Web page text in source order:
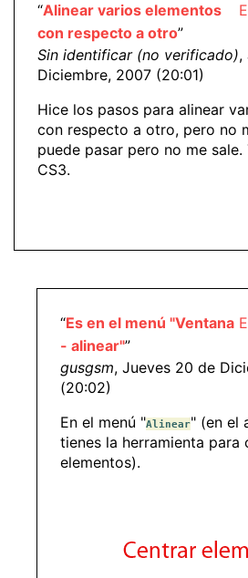
“Alinear varios elementos
con respecto a otro”
Sin identificar (no verificado),
Diciembre, 2007 (20:01)
Hice los pasos para alinear
con respecto a otro, pero no
puede pasar pero no me
CS3.
“Es en el menú "Ventana
- alinear"”
gusgsm, Jueves 20 de
(20:02)
En el menú "Alinear" (en el
tienes la herramienta para
elementos).